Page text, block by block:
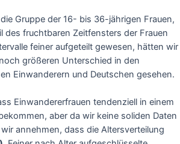
Gruppe der 16- bis 36-jährigen Frauen,
des fruchtbaren Zeitfensters der Frauen
feiner aufgeteilt gewesen, hätten wir
größeren Unterschied in den
Einwanderern und Deutschen gesehen.
Einwandererfrauen tendenziell in einem
aber da wir keine soliden Daten
annehmen, dass die Altersverteilung